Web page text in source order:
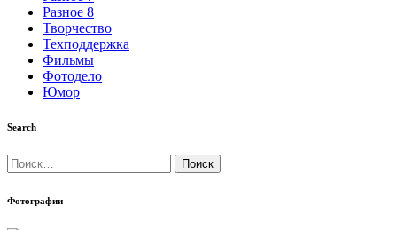
Разное 8
Творчество
Техподдержка
Фильмы
Фотодело
Юмор
Search
Найти:
Фотографии